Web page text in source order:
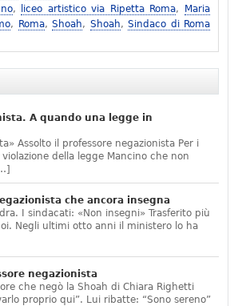
, liceo artistico via Ripetta Roma,
Maria
, Roma, Shoah, Shoah, Sindaco di Roma
A quando una legge in
Assolto il professore negazionista Per i
della legge Mancino che non
che ancora insegna
I sindacati: «Non insegni» Trasferito più
Negli ultimi otto anni il ministero lo ha
negazionista
che negò la Shoah di Chiara Righetti
proprio qui”. Lui ribatte: “Sono sereno”